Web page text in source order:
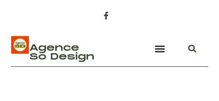
Agence
So Design